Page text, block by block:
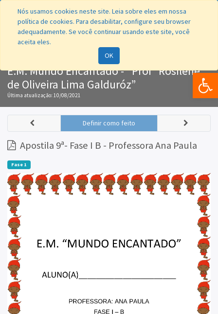
Nós usamos cookies neste site. Leia sobre eles em nossa
política de cookies. Para desabilitar, configure seu browser
adequadamente. Se você continuar usando este site, você
aceita eles.
OK
Navegação
E.M. Mundo Encantado - “Profª Rosilene
de Oliveira Lima Galduróz”
Última atualização: 10/08/2021
Apostila 9ª- Fase I B - Professora Ana Paula
Definir como feito
Fase 1